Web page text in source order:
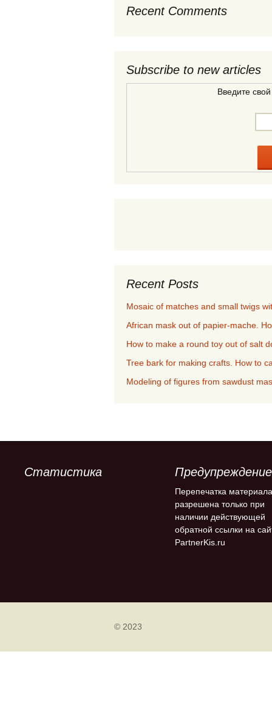
Recent Comments
Subscribe to new articles
Введите
Recent Posts
Mosaic of matches and small twigs
African mask out of papier-mache.
How to make a round toy out of salt
Tree bark for making crafts. How to
Modeling of figures from sawdust
Статистика Предупреждение
Перепечатка материала
разрешена только при
наличии действующей
обратной ссылки на
PartnerKis.ru
© 2023